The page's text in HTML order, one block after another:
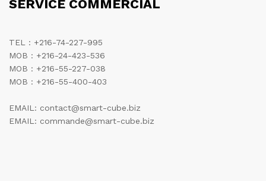
SERVICE COMMERCIAL
TEL : +216-74-227-995
MOB : +216-24-423-536
MOB : +216-55-227-038
MOB : +216-55-400-403
EMAIL: contact@smart-cube.biz
EMAIL: commande@smart-cube.biz